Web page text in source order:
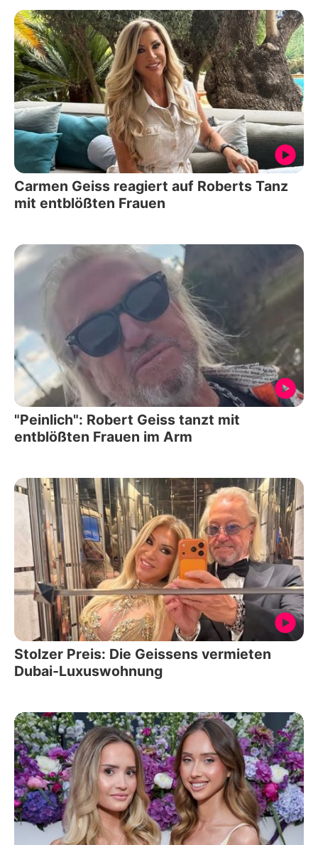
Carmen Geiss reagiert auf Roberts Tanz
mit entblößten Frauen
"Peinlich": Robert Geiss tanzt mit
entblößten Frauen im Arm
Stolzer Preis: Die Geissens vermieten
Dubai-Luxuswohnung